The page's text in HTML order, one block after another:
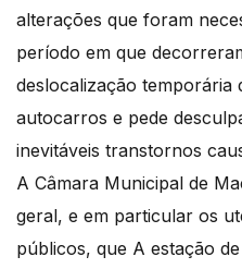
alterações que foram
período em que
deslocalização temporária
autocarros e pede
inevitáveis transtornos
A Câmara Municipal de
geral, e em particular os
públicos, que A estação